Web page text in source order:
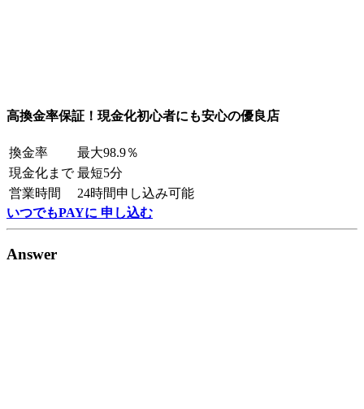
高換金率保証！現金化初心者にも安心の優良店
換金率
最大98.9％
現金化まで 最短5分
営業時間
24時間申し込み可能
いつでもPAYに 申し込む
Answer